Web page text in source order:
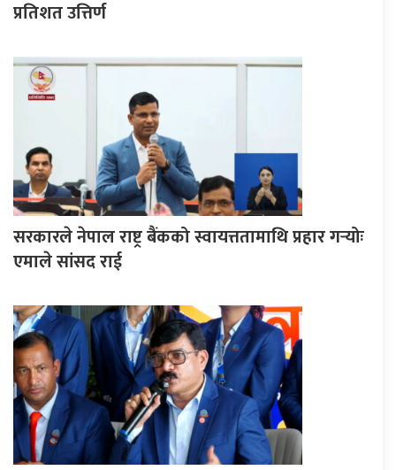
प्रतिशत उत्तिर्ण
सरकारले नेपाल राष्ट्र बैंकको स्वायत्ततामाथि प्रहार गर्‍योः
एमाले सांसद राई